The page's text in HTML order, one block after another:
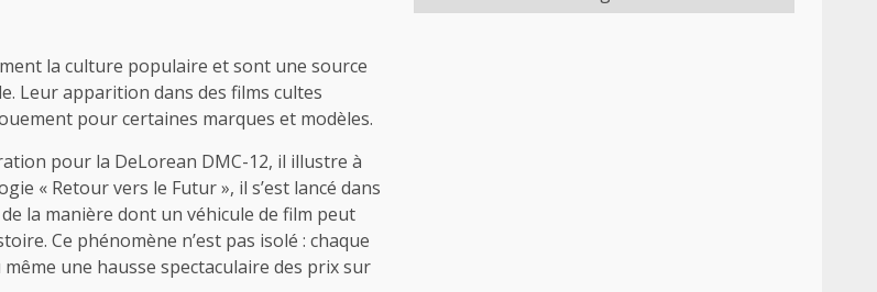
la culture populaire et sont une source
Leur apparition dans des films cultes
pour certaines marques et modèles.
pour la DeLorean DMC-12, il illustre à
« Retour vers le Futur », il s’est lancé dans
la manière dont un véhicule de film peut
Ce phénomène n’est pas isolé : chaque
une hausse spectaculaire des prix sur